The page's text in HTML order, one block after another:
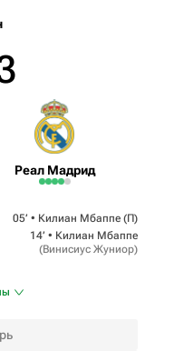
Реал Мадрид
05‎’‎ • Килиан Мбаппе (П)
14‎’‎ • Килиан Мбаппе
(Винисиус Жуниор)